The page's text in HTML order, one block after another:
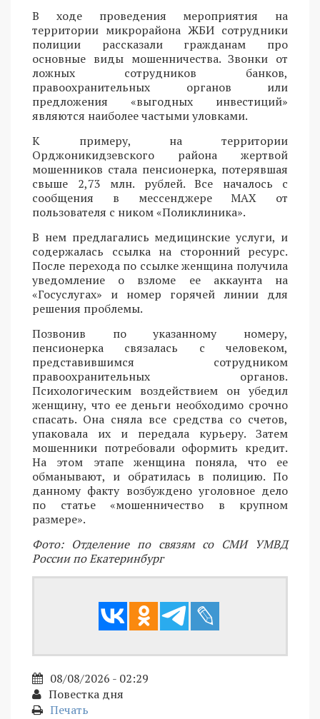
В ходе проведения мероприятия на
территории микрорайона ЖБИ сотрудники
полиции рассказали гражданам про
основные виды мошенничества. Звонки от
ложных сотрудников банков,
правоохранительных органов или
предложения «выгодных инвестиций»
являются наиболее частыми уловками.
К примеру, на территории
Орджоникидзевского района жертвой
мошенников стала пенсионерка, потерявшая
свыше 2,73 млн. рублей. Все началось с
сообщения в мессенджере MAX от
пользователя с ником «Поликлиника».
В нем предлагались медицинские услуги, и
содержалась ссылка на сторонний ресурс.
После перехода по ссылке женщина получила
уведомление о взломе ее аккаунта на
«Госуслугах» и номер горячей линии для
решения проблемы.
Позвонив по указанному номеру,
пенсионерка связалась с человеком,
представившимся сотрудником
правоохранительных органов.
Психологическим воздействием он убедил
женщину, что ее деньги необходимо срочно
спасать. Она сняла все средства со счетов,
упаковала их и передала курьеру. Затем
мошенники потребовали оформить кредит.
На этом этапе женщина поняла, что ее
обманывают, и обратилась в полицию. По
данному факту возбуждено уголовное дело
по статье «мошенничество в крупном
размере».
Фото: Отделение по связям со СМИ УМВД
России по Екатеринбург
08/08/2026 - 02:29
Повестка дня
Печать